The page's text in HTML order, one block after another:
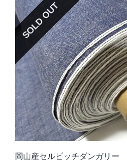
岡山産セルビッチダンガリ
SOLD OUT